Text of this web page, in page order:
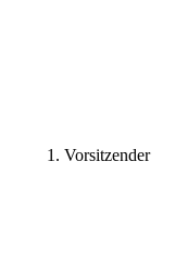
1. Vorsitzender